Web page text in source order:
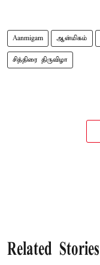
Aanmigam ஆன்மிகம்
சித்திரை திருவிழா
Related Stories